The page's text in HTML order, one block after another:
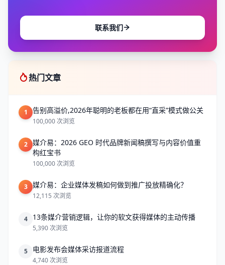
联系我们
热门文章
1 告别高溢价,2026年聪明的老板都在用“直采”模式做公关
100,000 次浏览
2
媒介易：2026 GEO 时代品牌新闻稿撰写与内容价值重
构红宝书
100,000 次浏览
3 媒介易：企业媒体发稿如何做到推广投放精确化？
12,115 次浏览
4 13条媒介营销逻辑，让你的软文获得媒体的主动传播
5,390 次浏览
5 电影发布会媒体采访报道流程
4,740 次浏览